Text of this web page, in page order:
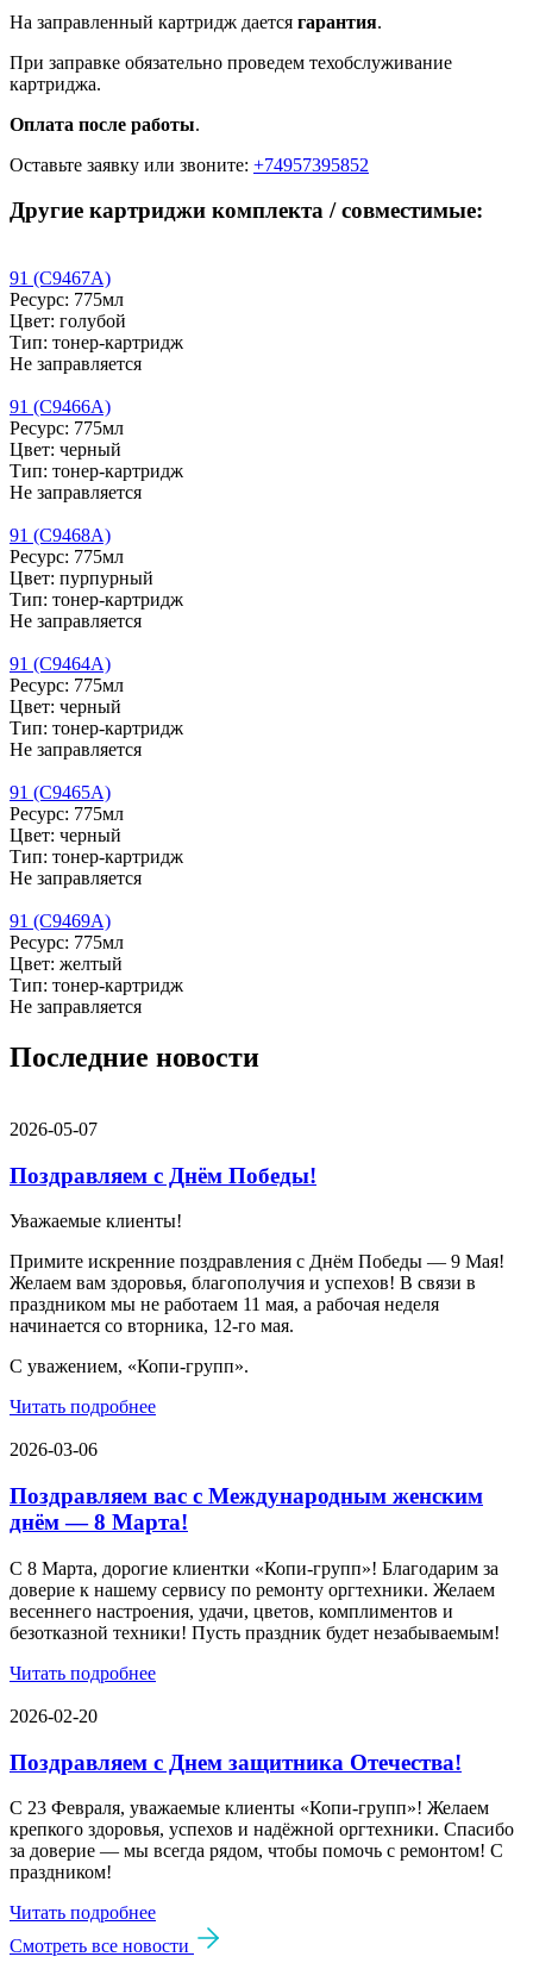
На заправленный картридж дается гарантия.
При заправке обязательно проведем техобслуживание
картриджа.
Оплата после работы.
Оставьте заявку или звоните: +74957395852
Другие картриджи комплекта / совместимые:
91 (C9467A)
Ресурс: 775мл
Цвет: голубой
Тип: тонер-картридж
Не заправляется
91 (C9466A)
Ресурс: 775мл
Цвет: черный
Тип: тонер-картридж
Не заправляется
91 (C9468A)
Ресурс: 775мл
Цвет: пурпурный
Тип: тонер-картридж
Не заправляется
91 (C9464A)
Ресурс: 775мл
Цвет: черный
Тип: тонер-картридж
Не заправляется
91 (C9465A)
Ресурс: 775мл
Цвет: черный
Тип: тонер-картридж
Не заправляется
91 (C9469A)
Ресурс: 775мл
Цвет: желтый
Тип: тонер-картридж
Не заправляется
Последние новости
2026-05-07
Поздравляем с Днём Победы!
Уважаемые клиенты!
Примите искренние поздравления с Днём Победы — 9 Мая!
Желаем вам здоровья, благополучия и успехов! В связи в
праздником мы не работаем 11 мая, а рабочая неделя
начинается со вторника, 12-го мая.
С уважением, «Копи-групп».
Читать подробнее
2026-03-06
Поздравляем вас с Международным женским
днём — 8 Марта!
С 8 Марта, дорогие клиентки «Копи‑групп»! Благодарим за
доверие к нашему сервису по ремонту оргтехники. Желаем
весеннего настроения, удачи, цветов, комплиментов и
безотказной техники! Пусть праздник будет незабываемым!
Читать подробнее
2026-02-20
Поздравляем с Днем защитника Отечества!
С 23 Февраля, уважаемые клиенты «Копи‑групп»! Желаем
крепкого здоровья, успехов и надёжной оргтехники. Спасибо
за доверие — мы всегда рядом, чтобы помочь с ремонтом! С
праздником!
Читать подробнее
Смотреть все новости